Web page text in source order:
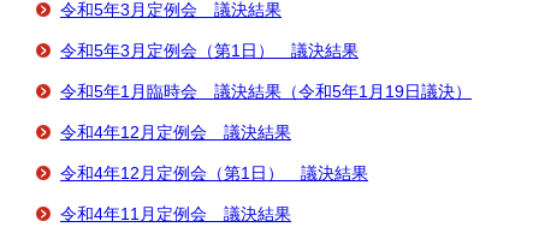
令和5年3月定例会 議決結果
令和5年3月定例会（第1日） 議決結果
令和5年1月臨時会 議決結果（令和5年1月19日議決）
令和4年12月定例会 議決結果
令和4年12月定例会（第1日） 議決結果
令和4年11月定例会 議決結果